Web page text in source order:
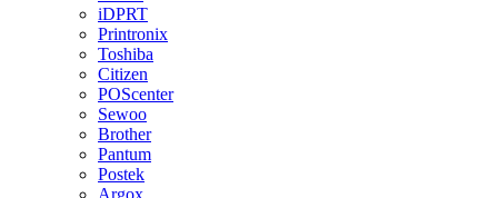
iDPRT
Printronix
Toshiba
Citizen
POScenter
Sewoo
Brother
Pantum
Postek
Argox